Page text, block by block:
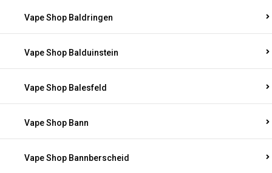
Vape Shop Baldringen
Vape Shop Balduinstein
Vape Shop Balesfeld
Vape Shop Bann
Vape Shop Bannberscheid